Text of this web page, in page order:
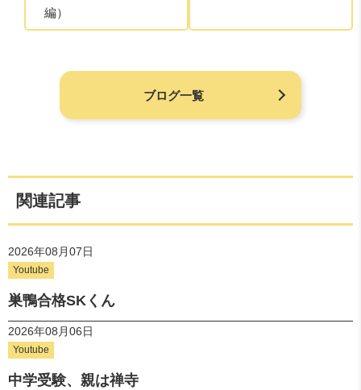
編）
ブログ一覧
関連記事
2026年08月07日
Youtube
巣鴨合格SKくん
2026年08月06日
Youtube
中学受験、親は禅寺